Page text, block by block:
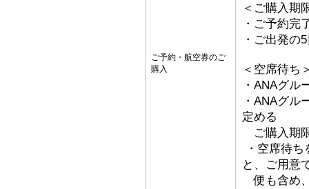
ご予約・航空券のご
購入
＜ご購入期
・ご予約完
・ご出発の
＜空席待ち
・ANAグル
・ANAグル
定める
ご購入期
・空席待
と、ご用意
便も含め